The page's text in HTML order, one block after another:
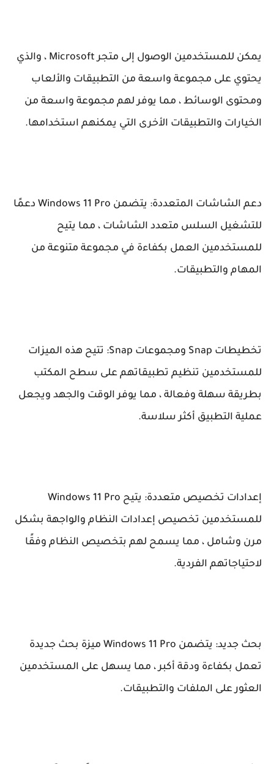
يمكن للمستخدمين الوصول إلى متجر Microsoft ، والذي
يحتوي على مجموعة واسعة من التطبيقات والألعاب
ومحتوى الوسائط ، مما يوفر لهم مجموعة واسعة من
الخيارات والتطبيقات الأخرى التي يمكنهم استخدامها.
دعم الشاشات المتعددة: يتضمن Windows 11 Pro دعمًا
للتشغيل السلس متعدد الشاشات ، مما يتيح
للمستخدمين العمل بكفاءة في مجموعة متنوعة من
المهام والتطبيقات.
تخطيطات Snap ومجموعات Snap: تتيح هذه الميزات
للمستخدمين تنظيم تطبيقاتهم على سطح المكتب
بطريقة سهلة وفعالة ، مما يوفر الوقت والجهد ويجعل
عملية التطبيق أكثر سلاسة.
إعدادات تخصيص متعددة: يتيح Windows 11 Pro
للمستخدمين تخصيص إعدادات النظام والواجهة بشكل
مرن وشامل ، مما يسمح لهم بتخصيص النظام وفقًا
لاحتياجاتهم الفردية.
بحث جديد: يتضمن Windows 11 Pro ميزة بحث جديدة
تعمل بكفاءة ودقة أكبر ، مما يسهل على المستخدمين
العثور على الملفات والتطبيقات.